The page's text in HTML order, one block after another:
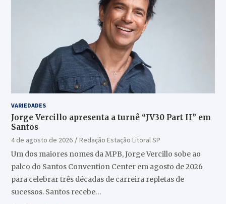
VARIEDADES
Jorge Vercillo apresenta a turnê “JV30 Part II” em
Santos
4 de agosto de 2026
Redação Estação Litoral SP
Um dos maiores nomes da MPB, Jorge Vercillo sobe ao
palco do Santos Convention Center em agosto de 2026
para celebrar três décadas de carreira repletas de
sucessos. Santos recebe…